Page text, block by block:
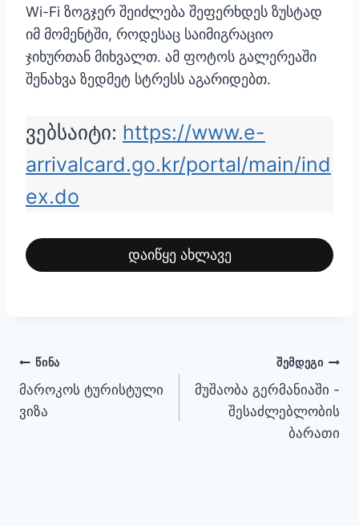
Wi-Fi ზოგჯერ შეიძლება შეფერხდეს ზუსტად
იმ მომენტში, როდესაც საიმიგრაციო
ჯიხურთან მიხვალთ. ამ ფოტოს გალერეაში
შენახვა ზედმეტ სტრესს აგარიდებთ.
ვებსაიტი: https://www.e-
arrivalcard.go.kr/portal/main/ind
ex.do
დაიწყე ახლავე
პოსტის
ნავიგაცია
ᲬᲘᲜᲐ
მაროკოს ტურისტული
ვიზა
ᲨᲔᲛᲓᲔᲒᲘ
მუშაობა გერმანიაში -
შესაძლებლობის
ბარათი